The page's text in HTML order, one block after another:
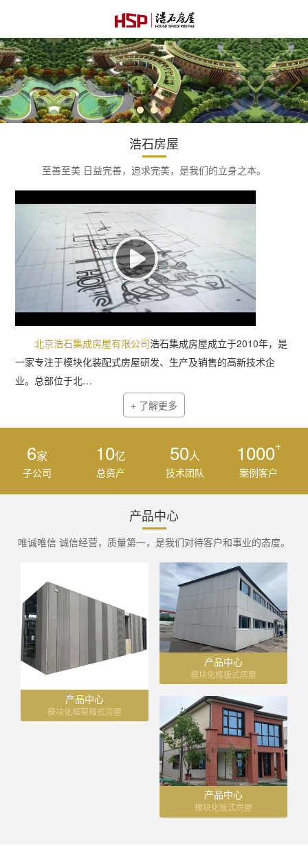
浩石房屋
至善至美 日益完善，追求完美，是我们的立身之本。
北京浩石集成房屋有限公司浩石集成房屋成立于2010年，是
一家专注于模块化装配式房屋研发、生产及销售的高新技术企
业。总部位于北…
+ 了解更多
6家
子公司
10亿
总资产
50人
技术团队
1000+
案例客户
产品中心
唯诚唯信 诚信经营，质量第一，是我们对待客户和事业的态度。
产品中心
模块化框架箱式房屋
产品中心
模块化框板式房屋
产品中心
模块化板式房屋